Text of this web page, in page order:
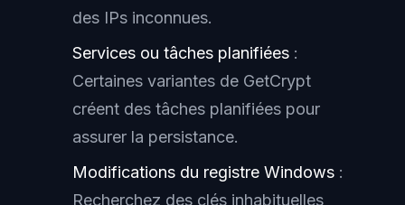
des IPs inconnues.
Services ou tâches planifiées :
Certaines variantes de GetCrypt
créent des tâches planifiées pour
assurer la persistance.
Modifications du registre Windows :
Recherchez des clés inhabituelles